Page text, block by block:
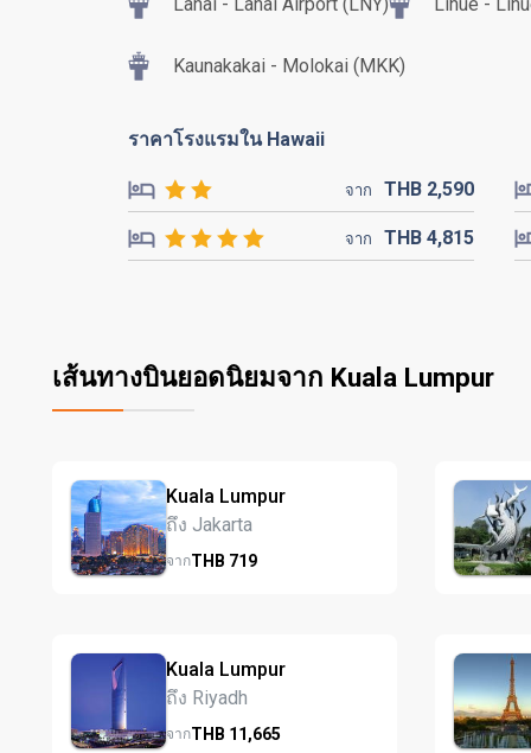
Kaunakakai - Molokai (MKK)
ราคาโรงแรมใน Hawaii
จาก THB 2,590
จาก THB 4,815
เส้นทางบินยอดนิยมจาก Kuala Lumpur
Kuala Lumpur
ถึง Jakarta
จากTHB 719
Kuala Lumpur
ถึง Riyadh
จากTHB 11,665